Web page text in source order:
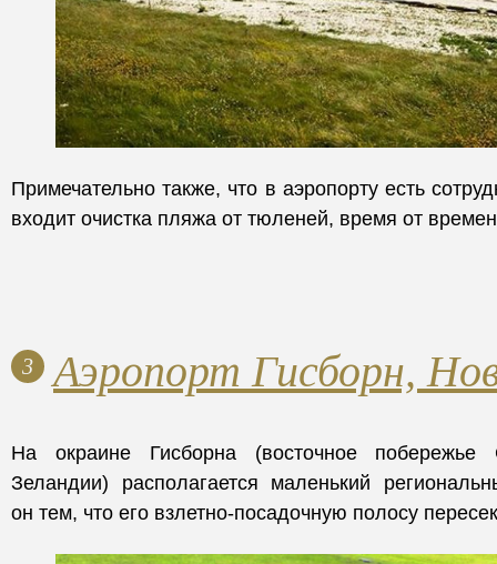
Примечательно также, что в аэропорту есть
входит очистка пляжа от тюленей, время от
3 Аэропорт Гисборн,
На окраине Гисборна (восточное побережье
Зеландии) располагается маленький
он тем, что его взлетно-посадочную полосу